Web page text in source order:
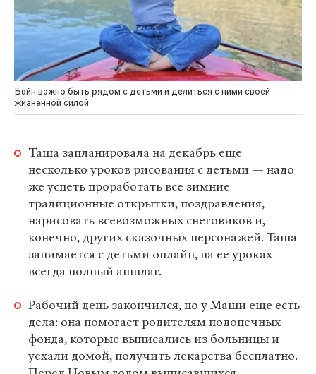
Байн важно быть рядом с детьми и делиться с ними своей
жизненной силой
Таша запланировала на декабрь еще
несколько уроков рисования с детьми — надо
же успеть проработать все зимние
традиционные открытки, поздравления,
нарисовать всевозможных снеговиков и,
конечно, других сказочных персонажей. Таша
занимается с детьми онлайн, на ее уроках
всегда полный аншлаг.
Рабочий день закончился, но у Маши еще есть
дела: она помогает родителям подопечных
фонда, которые выписались из больницы и
уехали домой, получить лекарства бесплатно.